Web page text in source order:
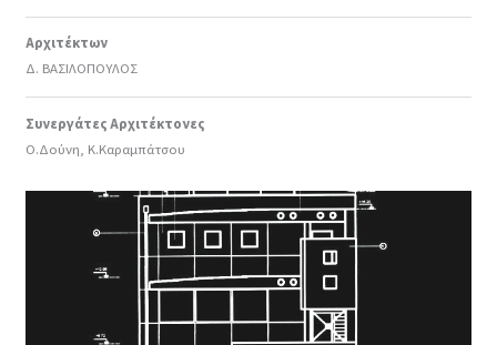
Αρχιτέκτων
Δ. ΒΑΣΙΛΟΠΟΥΛΟΣ
Συνεργάτες Αρχιτέκτονες
Ο.Δούνη, Κ.Καραμπάτσου